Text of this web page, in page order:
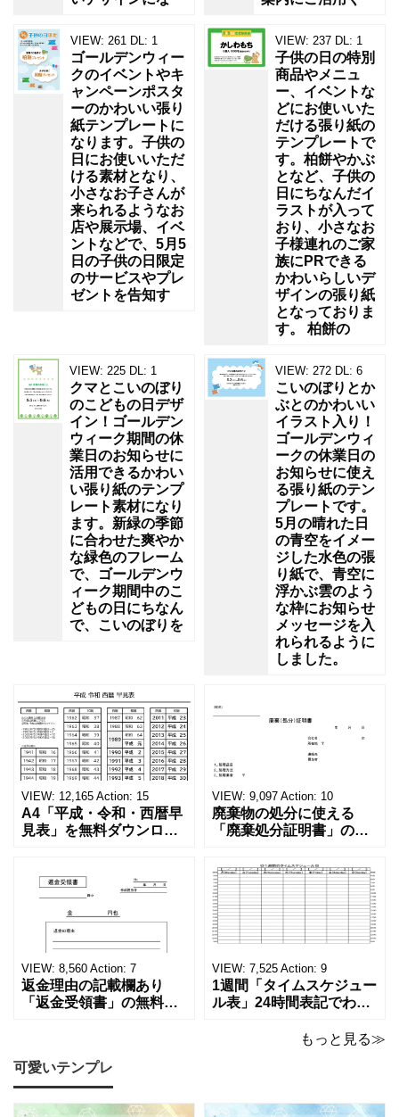
VIEW: 261 DL: 1
ゴールデンウィー
クのイベントやキ
ャンペーンポスタ
ーのかわいい張り
紙テンプレートに
なります。子供の
日にお使いいただ
ける素材となり、
小さなお子さんが
来られるようなお
店や展示場、イベ
ントなどで、5月5
日の子供の日限定
のサービスやプレ
ゼントを告知す
VIEW: 237 DL: 1
子供の日の特別
商品やメニュ
ー、イベントな
どにお使いいた
だける張り紙の
テンプレートで
す。柏餅やかぶ
となど、子供の
日にちなんだイ
ラストが入って
おり、小さなお
子様連れのご家
族にPRできる
かわいらしいデ
ザインの張り紙
となっておりま
す。 柏餅の
VIEW: 225 DL: 1
クマとこいのぼり
のこどもの日デザ
イン！ゴールデン
ウィーク期間の休
業日のお知らせに
活用できるかわい
い張り紙のテンプ
レート素材になり
ます。新緑の季節
に合わせた爽やか
な緑色のフレーム
で、ゴールデンウ
ィーク期間中のこ
どもの日にちなん
で、こいのぼりを
VIEW: 272 DL: 6
こいのぼりとか
ぶとのかわいい
イラスト入り！
ゴールデンウィ
ークの休業日の
お知らせに使え
る張り紙のテン
プレートです。
5月の晴れた日
の青空をイメー
ジした水色の張
り紙で、青空に
浮かぶ雲のよう
な枠にお知らせ
メッセージを入
れられるように
しました。
VIEW: 12,165 Action: 15
A4「平成・令和・西暦早
見表」を無料ダウンロー
る！印刷可能な一覧表！
印刷可能な平成・令和・
西暦早見表を無料ダウン
ロードでご利用いただけ
ます。 パソコンに保存し
ていただくか、A4サイズ
でコピーしてご
VIEW: 9,097 Action: 10
廃棄物の処分に使える
「廃棄処分証明書」の無
ーカーの代理店、回収業
者へおすすめ！(Excel・
Word・PDF)正しく廃棄
されたことを証明する書
類「廃棄処分証明書」の
テンプレートです。 量販
店や家電メーカーの代理
店、回収
VIEW: 8,560 Action: 7
返金理由の記載欄あり
「返金受領書」の無料テ
め！過払い･誤入金などが
発生した際にも使える、
モノクロでシンプルな
VIEW: 7,525 Action: 9
1週間「タイムスケジュー
ル表」24時間表記でわか
ト！A4横型ExcelやWord
表になります。 A4横型サ
もっと見る≫
可愛いテンプレ